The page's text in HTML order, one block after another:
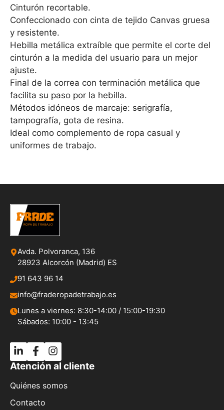
Cinturón recortable.
Confeccionado con cinta de tejido Canvas gruesa
y resistente.
Hebilla metálica extraíble que permite el corte del
cinturón a la medida del usuario para un mejor
ajuste.
Final de la correa con terminación metálica que
facilita su paso por la hebilla.
Métodos idóneos de marcaje: serigrafía,
tampografía, gota de resina.
Ideal como complemento de ropa casual y
uniformes de trabajo.
Avda. Polvoranca, 136
28923 Alcorcón (Madrid) ES
91 643 96 14
info@fraderopadetrabajo.es
Lunes a viernes: 8:30-14:00 / 15:00-19:30
Sábados: 10:00 - 13:45
Atención al cliente
Quiénes somos
Contacto